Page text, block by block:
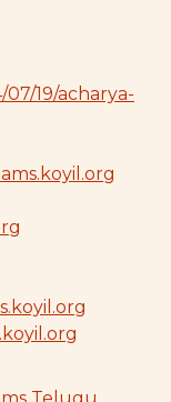
19/acharya-